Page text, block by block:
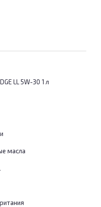
LL 5W-30 1 л
масла